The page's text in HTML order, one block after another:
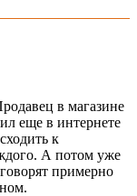
в магазине
еще в интернете
к
А потом уже
примерно